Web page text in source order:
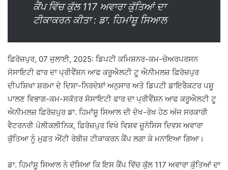
ਕੈਂਪ ਵਿੱਚ ਕੁੱਲ 117 ਅਵਾਰਾ ਕੁੱਤਿਆਂ ਦਾ
ਟੀਕਾਕਰਨ ਕੀਤਾ : ਡਾ. ਹਿਮਾਂਸ਼ੂ ਸਿਆਲ
ਫ਼ਿਰੋਜ਼ਪੁਰ, 07 ਜੁਲਾਈ, 2025: ਡਿਪਟੀ ਕਮਿਸ਼ਨਰ-ਕਮ-ਚੇਅਰਪਰਸਨ
ਸੋਸਾਇਟੀ ਫਾਰ ਦਾ ਪ੍ਰੀਵੈਂਸ਼ਨ ਆਫ ਕਰੂਐਲਟੀ ਟੂ ਐਨੀਮਲਜ਼ ਫ਼ਿਰੋਜ਼ਪੁਰ
ਦੀਪਸ਼ਿਖਾ ਸ਼ਰਮਾ ਦੇ ਦਿਸ਼ਾ-ਨਿਰਦੇਸ਼ਾਂ ਅਨੁਸਾਰ ਅਤੇ ਡਿਪਟੀ ਡਾਇਰੈਕਟਰ ਪਸ਼ੂ
ਪਾਲਣ ਵਿਭਾਗ-ਕਮ-ਸਕੱਤਰ ਸੋਸਾਇਟੀ ਫਾਰ ਦਾ ਪ੍ਰੀਵੈਂਸ਼ਨ ਆਫ ਕਰੂਐਲਟੀ ਟੂ
ਐਨੀਮਲਜ਼ ਫ਼ਿਰੋਜ਼ਪੁਰ ਡਾ. ਹਿਮਾਂਸ਼ੂ ਸਿਆਲ ਦੀ ਦੇਖ-ਰੇਖ ਹੇਠ ਅੱਜ ਸਰਕਾਰੀ
ਵੈਟਰਨਰੀ ਪੋਲੀਕਲੀਨਿਕ, ਫ਼ਿਰੋਜ਼ਪੁਰ ਵਿਖੇ ਵਿਸ਼ਵ ਜ਼ੂਨੋਸਿਸ ਦਿਵਸ ਅਵਾਰਾ
ਕੁੱਤਿਆ ਨੂੰ ਮੁਫ਼ਤ ਐਂਟੀ ਰੇਬੀਜ਼ ਟੀਕਾਕਰਨ ਕੈਂਪ ਲਗਾ ਕੇ ਮਨਾਇਆ ਗਿਆ।
ਡਾ. ਹਿਮਾਂਸ਼ੂ ਸਿਆਲ ਨੇ ਦੱਸਿਆ ਕਿ ਇਸ ਕੈਂਪ ਵਿੱਚ ਕੁੱਲ 117 ਅਵਾਰਾ ਕੁੱਤਿਆਂ ਦਾ